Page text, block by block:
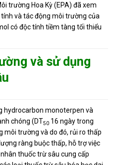
trường Hoa Kỳ (EPA) đã xem
và tác động môi trường của
có độc tính tiềm tàng tối thiểu
và sử dụng
hydrocarbon monoterpen và
chóng (DT50 16 ngày trong
môi trường và do đó, rủi ro thấp
ràng buộc thấp, hỗ trợ việc
thuốc trừ sâu cung cấp